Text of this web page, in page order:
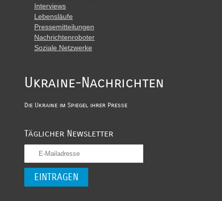
Interviews
Lebensläufe
Pressemitteilungen
Nachrichtenroboter
Soziale Netzwerke
Ukraine-Nachrichten
Die Ukraine im Spiegel ihrer Presse
Täglicher Newsletter